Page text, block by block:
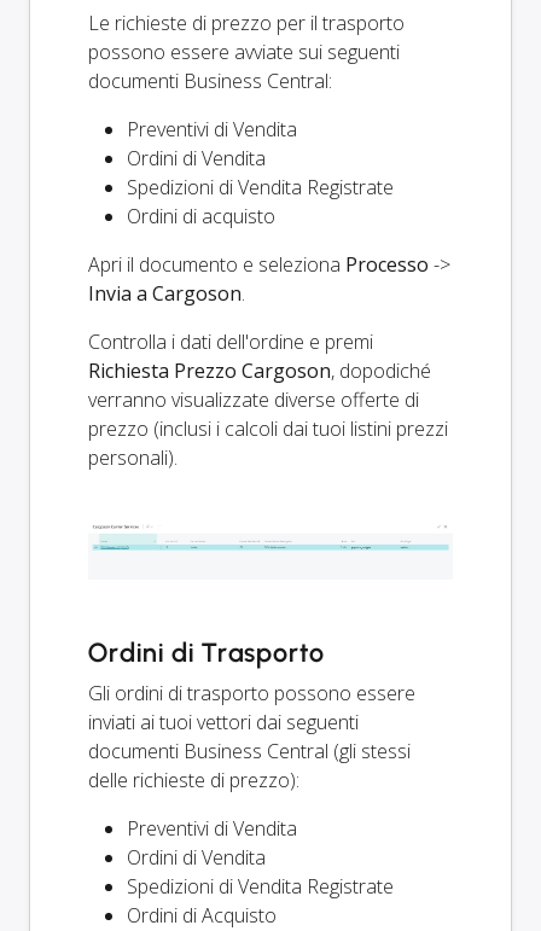
Le richieste di prezzo per il trasporto
possono essere avviate sui seguenti
documenti Business Central:
Preventivi di Vendita
Ordini di Vendita
Spedizioni di Vendita Registrate
Ordini di acquisto
Apri il documento e seleziona Processo ->
Invia a Cargoson.
Controlla i dati dell'ordine e premi
Richiesta Prezzo Cargoson, dopodiché
verranno visualizzate diverse offerte di
prezzo (inclusi i calcoli dai tuoi listini prezzi
personali).
Ordini di Trasporto
Gli ordini di trasporto possono essere
inviati ai tuoi vettori dai seguenti
documenti Business Central (gli stessi
delle richieste di prezzo):
Preventivi di Vendita
Ordini di Vendita
Spedizioni di Vendita Registrate
Ordini di Acquisto